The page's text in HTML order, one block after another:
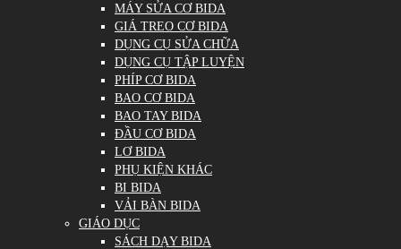
MÁY SỬA CƠ BIDA
GIÁ TREO CƠ BIDA
DỤNG CỤ SỬA CHỮA
DỤNG CỤ TẬP LUYỆN
PHÍP CƠ BIDA
BAO CƠ BIDA
BAO TAY BIDA
ĐẦU CƠ BIDA
LƠ BIDA
PHỤ KIỆN KHÁC
BI BIDA
VẢI BÀN BIDA
GIÁO DỤC
SÁCH DẠY BIDA